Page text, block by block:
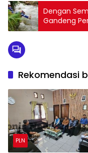
Dengan
Gandeng
Potensi
Rekomendasi
PLN